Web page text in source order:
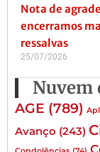
Nota de
encerramos
ressalvas
25/07/2026
Nuvem
AGE (789)
Avanço (243)